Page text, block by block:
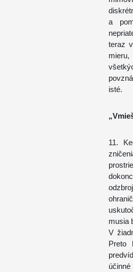
a
teraz
isté.
11.
musia
V
Preto